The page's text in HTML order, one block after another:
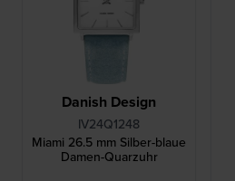
Danish Design
IV24Q1248
Miami 26.5 mm Silber-blaue
Damen-Quarzuhr